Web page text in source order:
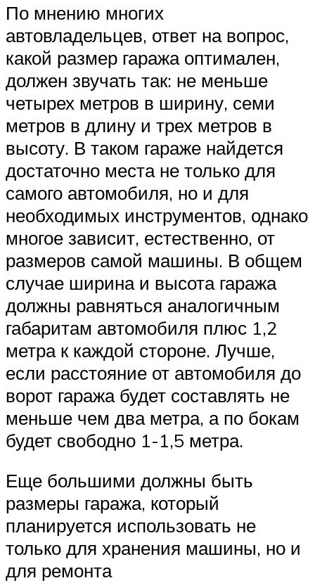
По мнению многих
автовладельцев, ответ на вопрос,
какой размер гаража оптимален,
должен звучать так: не меньше
четырех метров в ширину, семи
метров в длину и трех метров в
высоту. В таком гараже найдется
достаточно места не только для
самого автомобиля, но и для
необходимых инструментов, однако
многое зависит, естественно, от
размеров самой машины. В общем
случае ширина и высота гаража
должны равняться аналогичным
габаритам автомобиля плюс 1,2
метра к каждой стороне. Лучше,
если расстояние от автомобиля до
ворот гаража будет составлять не
меньше чем два метра, а по бокам
будет свободно 1-1,5 метра.
Еще большими должны быть
размеры гаража, который
планируется использовать не
только для хранения машины, но и
для ремонта